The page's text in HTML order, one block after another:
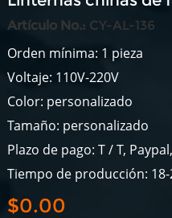
Artículo No.: CY-AL-136
Orden mínima: 1 pieza
Voltaje: 110V-220V
Color: personalizado
Tamaño: personalizado
Plazo de pago: T / T,
Tiempo de producción: 18-
$0.00